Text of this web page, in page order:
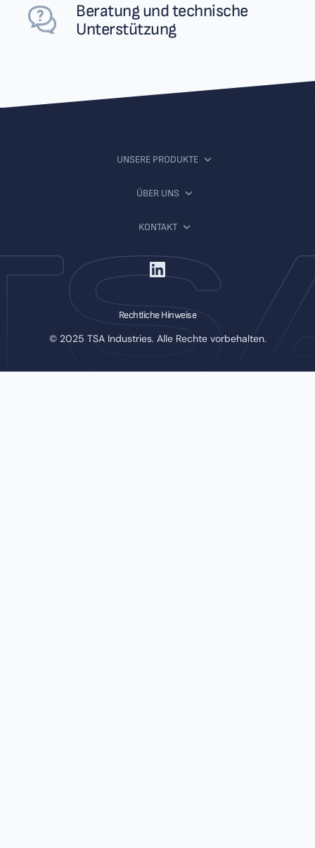
Beratung und technische
Unterstützung
UNSERE PRODUKTE
ÜBER UNS
KONTAKT
Rechtliche Hinweise
© 2025 TSA Industries. Alle Rechte vorbehalten.